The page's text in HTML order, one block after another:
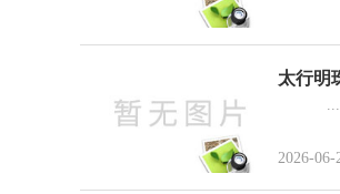
太行明
...
2026-06-